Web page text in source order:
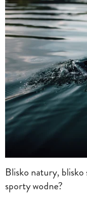
Blisko natury, blisko
sporty wodne?